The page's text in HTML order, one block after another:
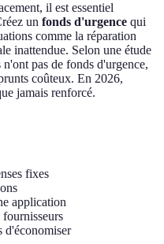
il est essentiel
un fonds d'urgence qui
comme la réparation
inattendue. Selon une étude
pas de fonds d'urgence,
coûteux. En 2026,
jamais renforcé.
fixes
application
d'économiser